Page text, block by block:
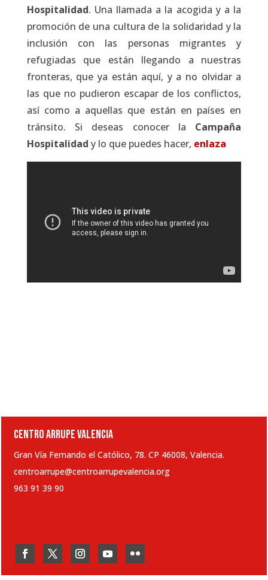
Hospitalidad. Una llamada a la acogida y a la
promoción de una cultura de la solidaridad y la
inclusión con las personas migrantes y
refugiadas que están llegando a nuestras
fronteras, que ya están aquí, y a no olvidar a
las que no pudieron escapar de los conflictos,
así como a aquellas que están en países en
tránsito. Si deseas conocer la Campaña
Hospitalidad y lo que puedes hacer, enlaza
CENTRO ARRUPE VALENCIA
Gran Vía Fernando el Católico, 78. CP 46008, Valencia.
centroarrupe@centroarrupevalencia.org
963 91 39 90